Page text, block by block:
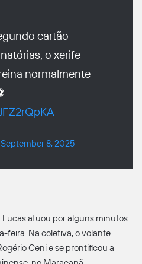
cartão
o xerife
normalmente
September 8, 2025
Lucas atuou por alguns minutos
feira. Na coletiva, o volante
Ceni e se prontificou a